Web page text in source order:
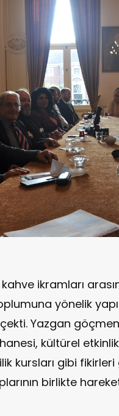
ikramları
yönelik
Yazgan
kültürel
kursları gibi
birlikte